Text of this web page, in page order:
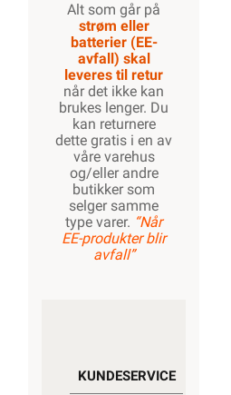
Alt som går på
strøm eller
batterier (EE-
avfall) skal
leveres til retur
når det ikke kan
brukes lenger. Du
kan returnere
dette gratis i en av
våre varehus
og/eller andre
butikker som
selger samme
type varer. “Når
EE-produkter blir
avfall”
KUNDESERVICE